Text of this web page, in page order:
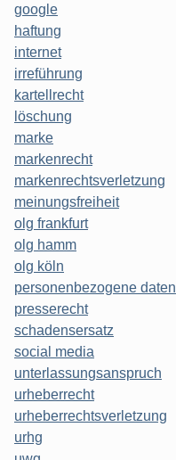
google
haftung
internet
irreführung
kartellrecht
löschung
marke
markenrecht
markenrechtsverletzung
meinungsfreiheit
olg frankfurt
olg hamm
olg köln
personenbezogene daten
presserecht
schadensersatz
social media
unterlassungsanspruch
urheberrecht
urheberrechtsverletzung
urhg